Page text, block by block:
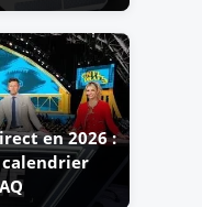
en 2026 :